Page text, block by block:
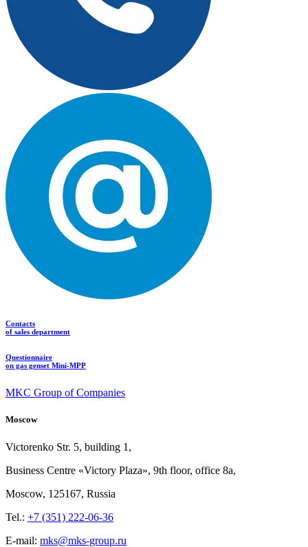
Contacts
of sales department
Questionnaire
on gas genset Mini-MPP
MKC Group of Companies
Moscow
Victorenko Str. 5, building 1,
Business Centre «Victory Plaza», 9th floor, office 8a,
Moscow, 125167, Russia
Tel.: +7 (351) 222-06-36
E-mail: mks@mks-group.ru